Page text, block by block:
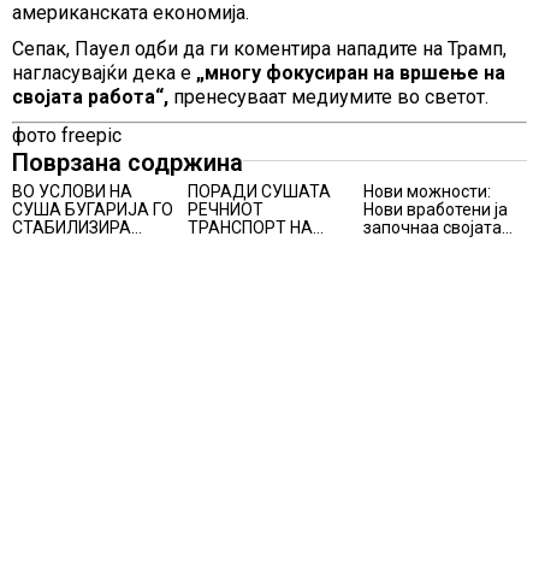
американската економија.
Сепак, Пауел одби да ги коментира нападите на Трамп,
нагласувајќи дека е „многу фокусиран на вршење на
својата работа“, пренесуваат медиумите во светот.
фото freepic
Поврзана содржина
ВО УСЛОВИ НА
СУША БУГАРИЈА ГО
СТАБИЛИЗИРА
ПОРАДИ СУШАТА
РЕЧНИОТ
ТРАНСПОРТ НА
Нови можности:
Нови вработени ја
започнаа својата